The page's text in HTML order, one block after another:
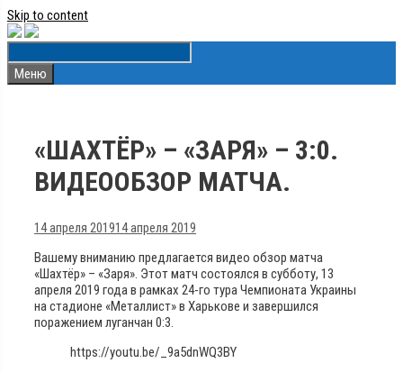
Skip to content
Меню
«ШАХТЁР» – «ЗАРЯ» – 3:0.
ВИДЕООБЗОР МАТЧА.
14 апреля 201914 апреля 2019
Вашему вниманию предлагается видео обзор матча
«Шахтёр» – «Заря». Этот матч состоялся в субботу, 13
апреля 2019 года в рамках 24-го тура Чемпионата Украины
на стадионе «Металлист» в Харькове и завершился
поражением луганчан 0:3.
https://youtu.be/_9a5dnWQ3BY